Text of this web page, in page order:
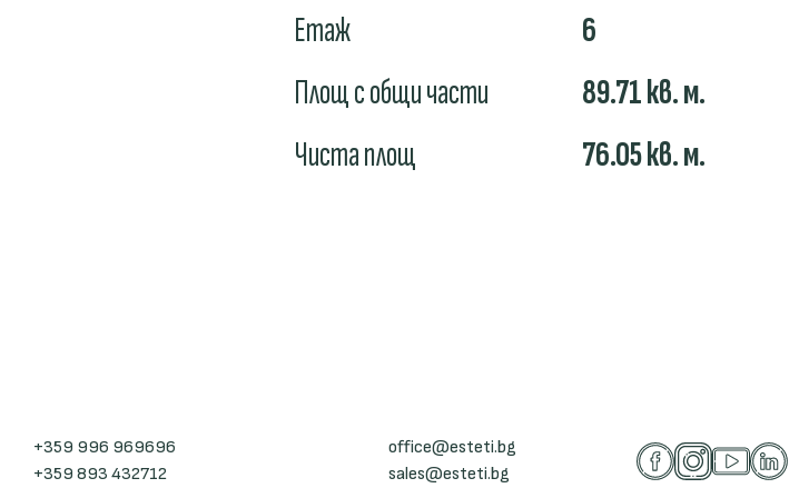
Етаж
6
Площ с общи части
89.71кв. м.
Чиста площ
76.05кв. м.
+359 996 969696
+359 893 432712
office@esteti.bg
sales@esteti.bg